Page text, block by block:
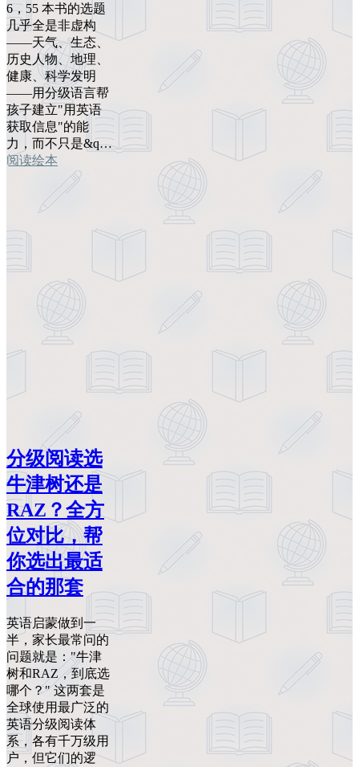
6，55 本书的选题
几乎全是非虚构
——天气、生态、
历史人物、地理、
健康、科学发明
——用分级语言帮
孩子建立"用英语
获取信息"的能
力，而不只是&q…
阅读绘本
分级阅读选
牛津树还是
RAZ？全方
位对比，帮
你选出最适
合的那套
英语启蒙做到一
半，家长最常问的
问题就是："牛津
树和RAZ，到底选
哪个？" 这两套是
全球使用最广泛的
英语分级阅读体
系，各有千万级用
户，但它们的逻